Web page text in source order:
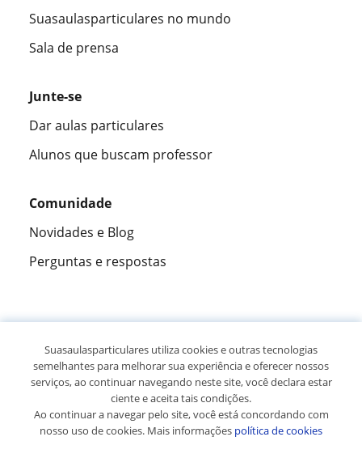
Suasaulasparticulares no mundo
Sala de prensa
Junte-se
Dar aulas particulares
Alunos que buscam professor
Comunidade
Novidades e Blog
Perguntas e respostas
305993opiniões de alunos
© 2007 - 2026 Suas aulas particulares
Suasaulasparticulares utiliza cookies e outras tecnologias
semelhantes para melhorar sua experiência e oferecer nossos
serviços, ao continuar navegando neste site, você declara estar
ciente e aceita tais condições.
Ao continuar a navegar pelo site, você está concordando com
nosso uso de cookies. Mais informações política de cookies